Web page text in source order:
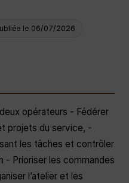
le 06/07/2026
opérateurs - Fédérer
projets du service, -
les tâches et contrôler
- Prioriser les commandes
l’atelier et les